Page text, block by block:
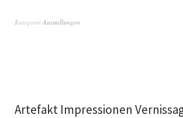
Kategorie Ausstellungen
Artefakt Impressionen